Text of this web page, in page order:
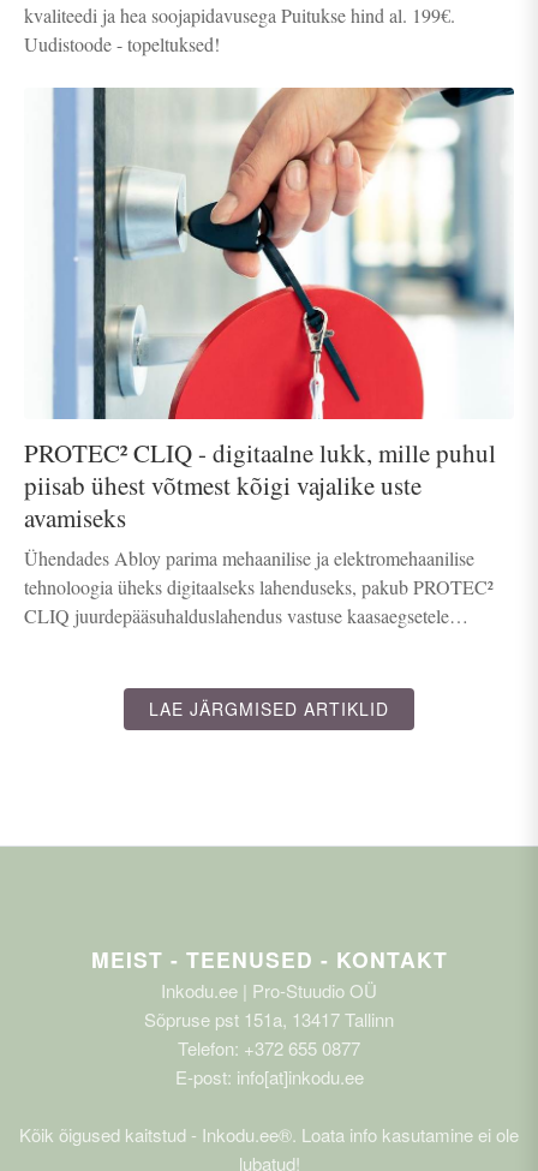
kvaliteedi ja hea soojapidavusega Puitukse hind al. 199€.
Uudistoode - topeltuksed!
PROTEC² CLIQ - digitaalne lukk, mille puhul
piisab ühest võtmest kõigi vajalike uste
avamiseks
Ühendades Abloy parima mehaanilise ja elektromehaanilise
tehnoloogia üheks digitaalseks lahenduseks, pakub PROTEC²
CLIQ juurdepääsuhalduslahendus vastuse kaasaegsetele
LAE JÄRGMISED ARTIKLID
MEIST - TEENUSED - KONTAKT
Inkodu.ee | Pro-Stuudio OÜ
Sõpruse pst 151a, 13417 Tallinn
Telefon: +372 655 0877
E-post: info[at]inkodu.ee
Kõik õigused kaitstud - Inkodu.ee®. Loata info kasutamine ei ole
lubatud!